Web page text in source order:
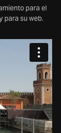
para el
para su web.